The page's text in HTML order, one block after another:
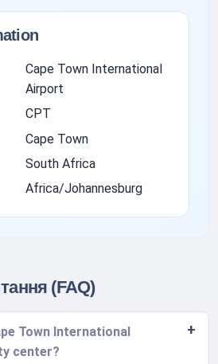
Cape Town International
Airport
CPT
Cape Town
South Africa
Africa/Johannesburg
(FAQ)
Town International
center?